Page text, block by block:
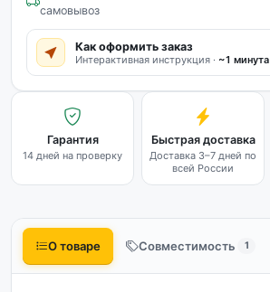
самовывоз
Как оформить заказ
Интерактивная инструкция · ~1 минута
Гарантия
14 дней на проверку
Быстрая доставка
Доставка 3–7 дней по
всей России
О товаре Совместимость 1